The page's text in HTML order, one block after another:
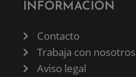
INFORMACIÓN
Contacto
Trabaja con nosotros
Aviso legal